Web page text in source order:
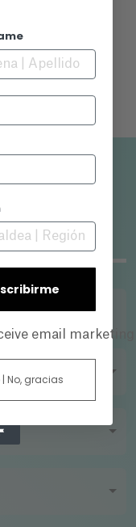
email
| No, gracias